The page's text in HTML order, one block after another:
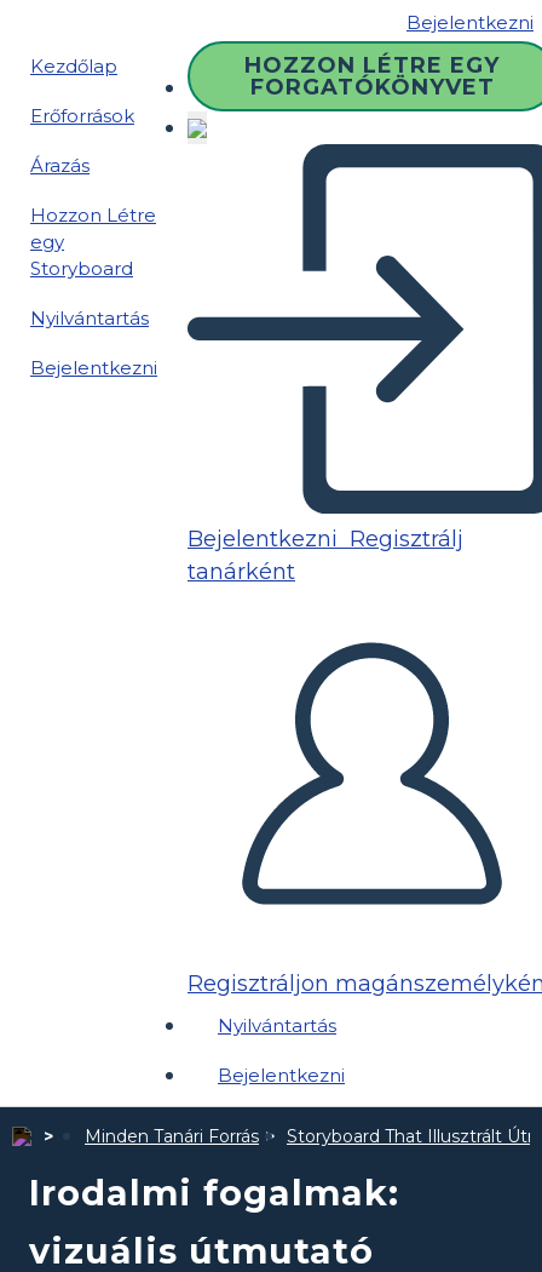
Bejelentkezni
Kezdőlap
Erőforrások
Árazás
Hozzon Létre
egy
Storyboard
Nyilvántartás
Bejelentkezni
HOZZON LÉTRE EGY
FORGATÓKÖNYVET
Bejelentkezni Regisztrálj
tanárként
Regisztráljon
Nyilvántartás
Bejelentkezni
Minden Tanári Forrás Storyboard That Illusztrált
Irodalmi fogalmak:
vizuális útmutató